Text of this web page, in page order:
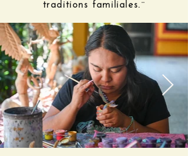
traditions familiales.¨